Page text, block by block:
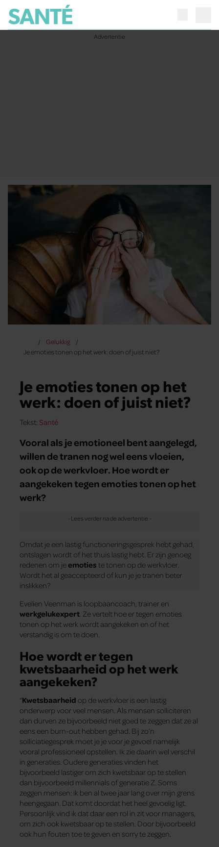
Gelukkig
Je emoties tonen op het werk: doen of juist niet?
Je emoties tonen op het
werk: doen of juist niet?
Tekst: Santé
Vooral als je emotioneel bent aangelegd,
willen de tranen nog wel eens vloeien,
ook op de werkvloer. Hoe wordt er
aangekeken tegen emoties tonen op het
werk?
Omdat je een lastig functioneringsgesprek hebt gehad,
ontslagen wordt of het thuis lastig hebt. Er zijn genoeg
redenen om jeemoties te tonen op de werkvloer.
Wordt het al geaccepteerd of kun je je tranen beter
inslikken?
Evelien Veenman is loopbaancoach, trainer en
werkgelukexpert. Ze vertelt hoe er tegen emoties
tonen op het werk wordt aangekeken en of het
verstandig is om te doen.
Hoe wordt er tegen
kwetsbaarheid op het werk
aangekeken?
“Kwetsbaarheid op de werkvloer is een lastig
onderwerp voor veel mensen. Als mensen solliciteren
dan durven ze bijvoorbeeld niet goed te zeggen dat ze al
eens een burn-out hebben gehad. Bij zo’n
solliciatiegesprek moet je je voor je gevoel namelijk
vooral professioneel opstellen. Ik zie daarin wel verschil
in generaties. Oudere generaties vinden het
bijvoorbeeld lastiger om zich kwetsbaar op te stellen
dan bijvoorbeeld millennials of generatie Z. Soms
zeggen mensen: ik ben al twee jaar lang over mijn grens
heengegaan. Dat komt doordat het heel gevoelig ligt.
Persoonlijk vind ik dat daar een rol in zit voor managers,
om zich ook kwetsbaar op te stellen. Door bijvoorbeeld
ook hun fouten toe te geven en sorry te zeggen.